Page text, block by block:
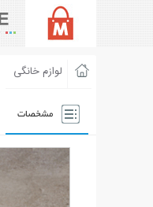
لوازم خانگی
مشخصات